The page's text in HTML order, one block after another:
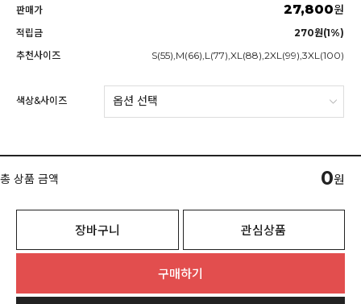
판매가 27,800원
적립금
270원(1%)
추천사이즈
S(55),M(66),L(77),XL(88),2XL(99),3XL(100)
색상&사이즈
총 상품 금액 0원
장바구니 관심상품
구매하기